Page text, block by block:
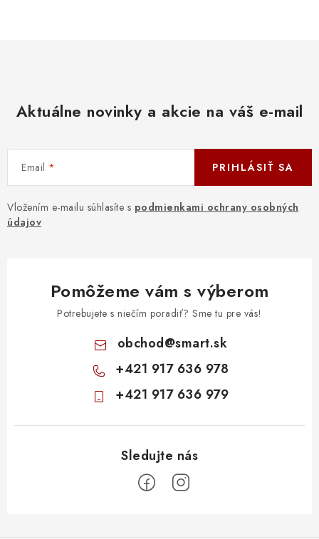
Aktuálne novinky a akcie na váš e-mail
Email
Vložením e-mailu súhlasíte s podmienkami ochrany osobných
údajov
PRIHLÁSIŤ SA
Pomôžeme vám s výberom
Potrebujete s niečím poradiť? Sme tu pre vás!
obchod@smart.sk
+421 917 636 978
+421 917 636 979